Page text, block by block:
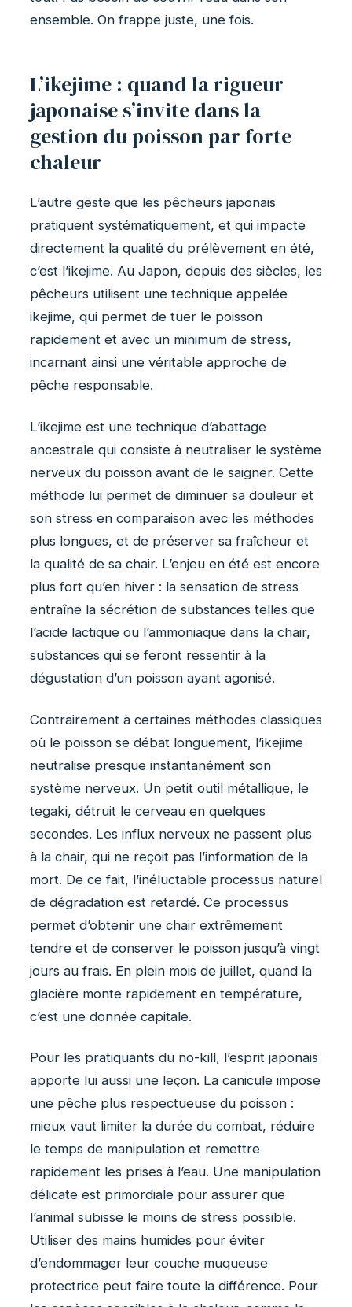
ensemble. On frappe juste, une fois.
L’ikejime : quand la rigueur
japonaise s’invite dans la
gestion du poisson par forte
chaleur
L’autre geste que les pêcheurs japonais
pratiquent systématiquement, et qui impacte
directement la qualité du prélèvement en été,
c’est l’ikejime. Au Japon, depuis des siècles, les
pêcheurs utilisent une technique appelée
ikejime, qui permet de tuer le poisson
rapidement et avec un minimum de stress,
incarnant ainsi une véritable approche de
pêche responsable.
L’ikejime est une technique d’abattage
ancestrale qui consiste à neutraliser le système
nerveux du poisson avant de le saigner. Cette
méthode lui permet de diminuer sa douleur et
son stress en comparaison avec les méthodes
plus longues, et de préserver sa fraîcheur et
la qualité de sa chair. L’enjeu en été est encore
plus fort qu’en hiver : la sensation de stress
entraîne la sécrétion de substances telles que
l’acide lactique ou l’ammoniaque dans la chair,
substances qui se feront ressentir à la
dégustation d’un poisson ayant agonisé.
Contrairement à certaines méthodes classiques
où le poisson se débat longuement, l’ikejime
neutralise presque instantanément son
système nerveux. Un petit outil métallique, le
tegaki, détruit le cerveau en quelques
secondes. Les influx nerveux ne passent plus
à la chair, qui ne reçoit pas l’information de la
mort. De ce fait, l’inéluctable processus naturel
de dégradation est retardé. Ce processus
permet d’obtenir une chair extrêmement
tendre et de conserver le poisson jusqu’à vingt
jours au frais. En plein mois de juillet, quand la
glacière monte rapidement en température,
c’est une donnée capitale.
Pour les pratiquants du no-kill, l’esprit japonais
apporte lui aussi une leçon. La canicule impose
une pêche plus respectueuse du poisson :
mieux vaut limiter la durée du combat, réduire
le temps de manipulation et remettre
rapidement les prises à l’eau. Une manipulation
délicate est primordiale pour assurer que
l’animal subisse le moins de stress possible.
Utiliser des mains humides pour éviter
d’endommager leur couche muqueuse
protectrice peut faire toute la différence. Pour